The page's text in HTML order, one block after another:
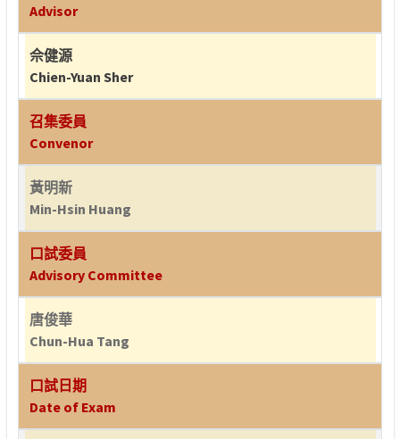
Advisor
佘健源
Chien-Yuan Sher
召集委員
Convenor
黃明新
Min-Hsin Huang
口試委員
Advisory Committee
唐俊華
Chun-Hua Tang
口試日期
Date of Exam